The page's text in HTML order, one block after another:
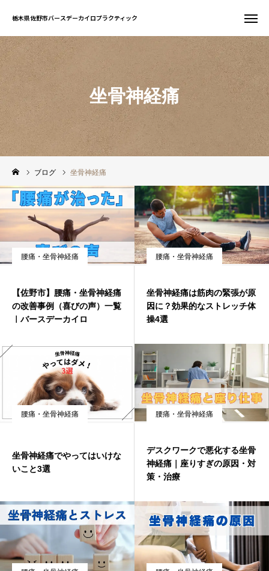
栃木県佐野市バースデーカイロプラクティック
坐骨神経痛
ブログ 坐骨神経痛
腰痛・坐骨神経痛
【佐野市】腰痛・坐骨神経痛
の改善事例（喜びの声）一覧
｜バースデーカイロ
腰痛・坐骨神経痛
坐骨神経痛は筋肉の緊張が原
因に？効果的なストレッチ体
操4選
腰痛・坐骨神経痛
坐骨神経痛でやってはいけな
いこと3選
腰痛・坐骨神経痛
デスクワークで悪化する坐骨
神経痛｜座りすぎの原因・対
策・治療
栃木県佐野市バースデーカイロプラクティック
お問い合わせ WEB予約
友だち追加 電話予約
サイト一覧
ホーム
初めての方へ
当院について
症状別案内
症例・喜びの声
ブログ